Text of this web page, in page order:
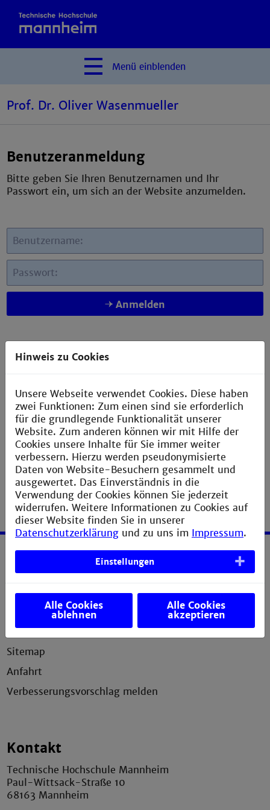
Menü einblenden
Prof. Dr. Oliver Wasenmueller
Benutzeranmeldung
Bitte geben Sie Ihren Benutzernamen und Ihr
Passwort ein, um sich an der Website anzumelden.
Benutzername:
Passwort:
Anmelden
Hinweis:Bitte verwenden Sie für den Zugriff einen
Explorer kommt es zu Zertifikatsfehlern. Diese bitte
mit "Laden dieser Website fortsetzen (nicht
empfohlen)" bestätigen.
Impressum
Erklärung zur Barrierefreiheit
Datenschutzerklärung
Sitemap
Anfahrt
Verbesserungsvorschlag melden
Kontakt
Technische Hochschule Mannheim
Paul-Wittsack-Straße 10
68163 Mannheim
Hinweis zu Cookies
Unsere Webseite verwendet Cookies. Diese haben
zwei Funktionen: Zum einen sind sie erforderlich
für die grundlegende Funktionalität unserer
Website. Zum anderen können wir mit Hilfe der
Cookies unsere Inhalte für Sie immer weiter
verbessern. Hierzu werden pseudonymisierte
Daten von Website-Besuchern gesammelt und
ausgewertet. Das Einverständnis in die
Verwendung der Cookies können Sie jederzeit
widerrufen. Weitere Informationen zu Cookies auf
dieser Website finden Sie in unserer
Datenschutzerklärung und zu uns im Impressum.
Einstellungen
Alle Cookies
ablehnen
Alle Cookies
akzeptieren